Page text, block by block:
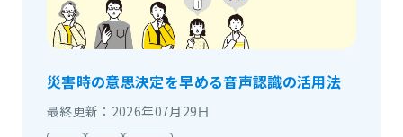
災害時の意思決定を早める音声認識の活用法
最終更新：2026年07月29日